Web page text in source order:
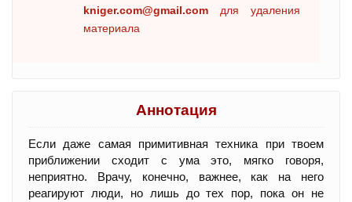
kniger.com@gmail.com для удаления
материала
Аннотация
Если даже самая примитивная техника при твоем
приближении сходит с ума это, мягко говоря,
неприятно. Врачу, конечно, важнее, как на него
реагируют люди, но лишь до тех пор, пока он не